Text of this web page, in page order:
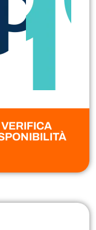
VERIFICA